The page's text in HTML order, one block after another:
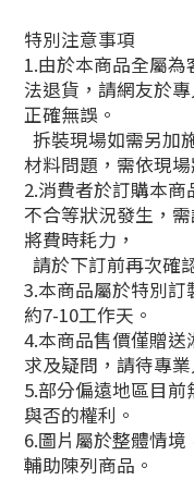
特別注意事項
1.由於本商品全屬
法退貨，請網友於
正確無誤。
拆裝現場如需另加
材料問題，需依現
2.消費者於訂購本
不合等狀況發生，
將費時耗力，
請於下訂前再次確
3.本商品屬於特別
約7-10工作天。
4.本商品售價僅贈
求及疑問，請待專
5.部分偏遠地區目
與否的權利。
6.圖片屬於整體情
輔助陳列商品。